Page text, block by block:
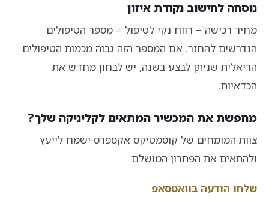
נוסחה לחישוב נקודת איזון
מחיר רכישה ÷ רווח נקי לטיפול = מספר הטיפולים
הנדרשים להחזר. אם המספר הזה גבוה מכמות הטיפולים
הריאלית שניתן לבצע בשנה, יש לבחון מחדש את
הכדאיות.
מחפשת את המכשיר המתאים לקליניקה שלך?
צוות המומחים של קוסמטיקס אקספרס ישמח לייעץ
ולהתאים את הפתרון המושלם
שלחו הודעה בוואטסאפ